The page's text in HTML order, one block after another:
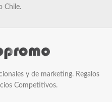
Chile.
y de marketing. Regalos
Competitivos.